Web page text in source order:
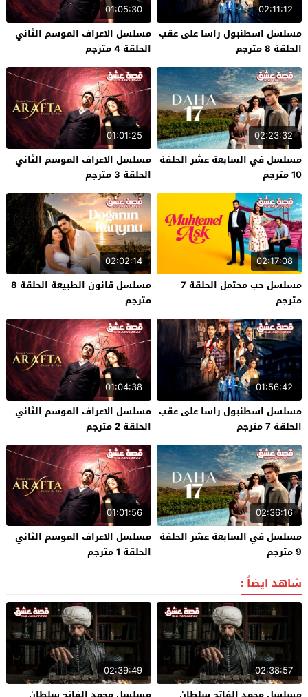
02:11:12
مسلسل اسطنبول راسا على عقب
الحلقة 8 مترجم
01:05:30
مسلسل الاعراف الموسم الثاني
الحلقة 4 مترجم
02:23:32
مسلسل في السابعة عشر الحلقة
10 مترجم
01:01:25
مسلسل الاعراف الموسم الثاني
الحلقة 3 مترجم
02:17:08
مسلسل حب محتمل الحلقة 7
مترجم
02:02:14
مسلسل قانون الطبيعة الحلقة 8
مترجم
01:56:42
مسلسل اسطنبول راسا على عقب
الحلقة 7 مترجم
01:04:38
مسلسل الاعراف الموسم الثاني
الحلقة 2 مترجم
02:36:16
مسلسل في السابعة عشر الحلقة
9 مترجم
01:01:56
مسلسل الاعراف الموسم الثاني
الحلقة 1 مترجم
شاهد ايضاً :
02:38:57
02:39:49